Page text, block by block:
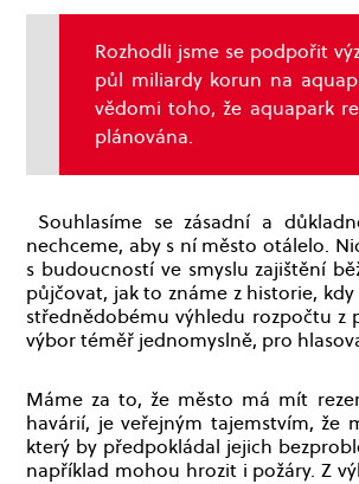
Rozhodli jsme se podpořit
půl miliardy korun na
vědomi toho, že aquapark
plánována.
Souhlasíme se zásadní a
nechceme, aby s ní město otálelo.
s budoucností ve smyslu zajištění
půjčovat, jak to známe z historie,
střednědobému výhledu rozpočtu z
výbor téměř jednomyslně, pro
Máme za to, že město má mít
havárií, je veřejným tajemstvím, že
který by předpokládal jejich
například mohou hrozit i požáry. Z